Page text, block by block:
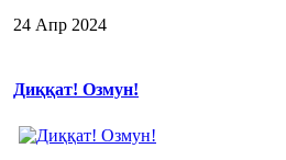
24 Апр 2024
Диққат! Озмун!